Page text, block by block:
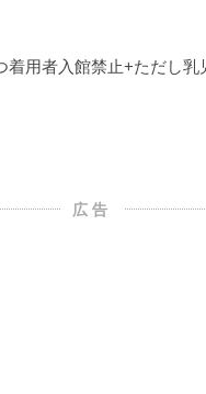
用者入館禁止+ただし乳